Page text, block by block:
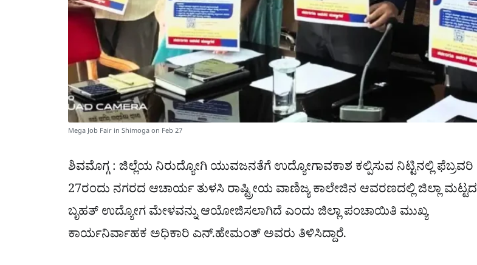
Mega Job Fair in Shimoga on Feb 27
ಶಿವಮೊಗ್ಗ : ಜಿಲ್ಲೆಯ ನಿರುದ್ಯೋಗಿ ಯುವಜನತೆಗೆ ಉದ್ಯೋಗಾವಕಾಶ ಕಲ್ಪಿಸುವ ನಿಟ್ಟಿನಲ್ಲಿ ಫೆಬ್ರವರಿ
27ರಂದು ನಗರದ ಆಚಾರ್ಯ ತುಳಸಿ ರಾಷ್ಟ್ರೀಯ ವಾಣಿಜ್ಯ ಕಾಲೇಜಿನ ಆವರಣದಲ್ಲಿ ಜಿಲ್ಲಾ ಮಟ್ಟದ
ಬೃಹತ್ ಉದ್ಯೋಗ ಮೇಳವನ್ನು ಆಯೋಜಿಸಲಾಗಿದೆ ಎಂದು ಜಿಲ್ಲಾ ಪಂಚಾಯಿತಿ ಮುಖ್ಯ
ಕಾರ್ಯನಿರ್ವಾಹಕ ಅಧಿಕಾರಿ ಎನ್.ಹೇಮಂತ್ ಅವರು ತಿಳಿಸಿದ್ದಾರೆ.